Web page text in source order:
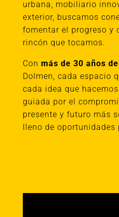
urbana, mobiliario
exterior, buscamos
fomentar el progreso y
rincón que tocamos.
Con más de 30 años
Dolmen, cada espacio
cada idea que
guiada por el
presente y futuro más
lleno de